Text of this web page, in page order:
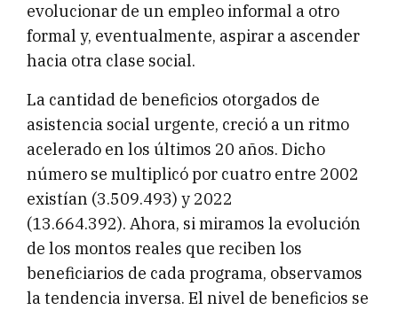
evolucionar de un empleo informal a otro
formal y, eventualmente, aspirar a ascender
hacia otra clase social.
La cantidad de beneficios otorgados de
asistencia social urgente, creció a un ritmo
acelerado en los últimos 20 años. Dicho
número se multiplicó por cuatro entre 2002
existían (3.509.493) y 2022
(13.664.392). Ahora, si miramos la evolución
de los montos reales que reciben los
beneficiarios de cada programa, observamos
la tendencia inversa. El nivel de beneficios se